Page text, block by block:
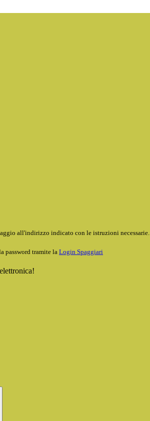
all'indirizzo indicato con le istruzioni necessarie.
password tramite la Login Spaggiari